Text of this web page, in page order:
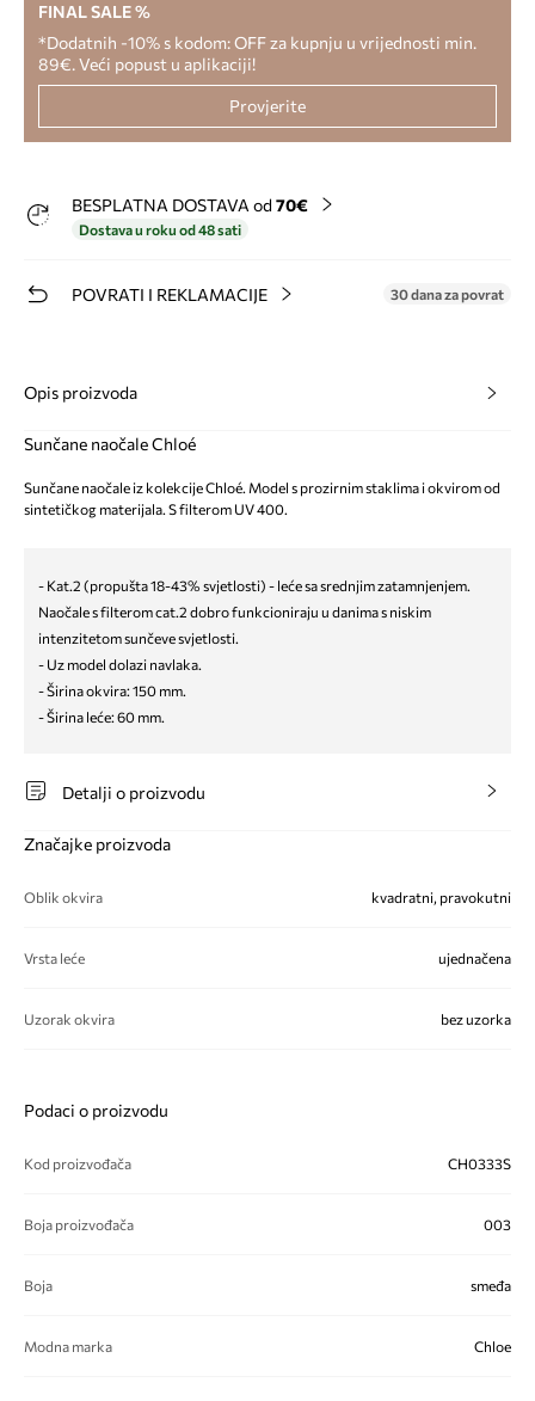
FINAL SALE %
*Dodatnih -10% s kodom: OFF za kupnju u vrijednosti min.
89€. Veći popust u aplikaciji!
Provjerite
BESPLATNA DOSTAVA od 70€
Dostava u roku od 48 sati
POVRATI I REKLAMACIJE 30 dana za povrat
Opis proizvoda
Sunčane naočale Chloé
Sunčane naočale iz kolekcije Chloé. Model s prozirnim staklima i okvirom od
sintetičkog materijala. S filterom UV 400.
- Kat.2 (propušta 18-43% svjetlosti) - leće sa srednjim zatamnjenjem.
Naočale s filterom cat.2 dobro funkcioniraju u danima s niskim
intenzitetom sunčeve svjetlosti.
- Uz model dolazi navlaka.
- Širina okvira: 150 mm.
- Širina leće: 60 mm.
Detalji o proizvodu
Značajke proizvoda
Oblik okvira kvadratni, pravokutni
Vrsta leće ujednačena
Uzorak okvira bez uzorka
Podaci o proizvodu
Kod proizvođača CH0333S
Boja proizvođača 003
Boja smeđa
Modna marka Chloe